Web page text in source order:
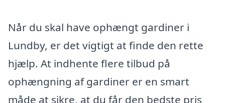
Når du skal have ophængt gardiner i
Lundby, er det vigtigt at finde den rette
hjælp. At indhente flere tilbud på
ophængning af gardiner er en smart
måde at sikre, at du får den bedste pris